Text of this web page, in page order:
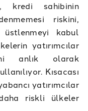
sahibinin
riskini,
kabul
yatırımcılar
anlık olarak
Kısacası
yatırımcılar
riskli ülkeler